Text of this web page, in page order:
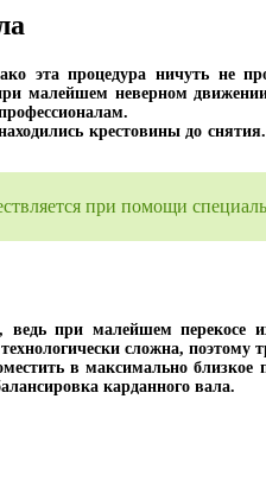
эта процедура ничуть не
малейшем неверном
крестовины до
при помощи
при малейшем
сложна,
в максимально
карданного вала.